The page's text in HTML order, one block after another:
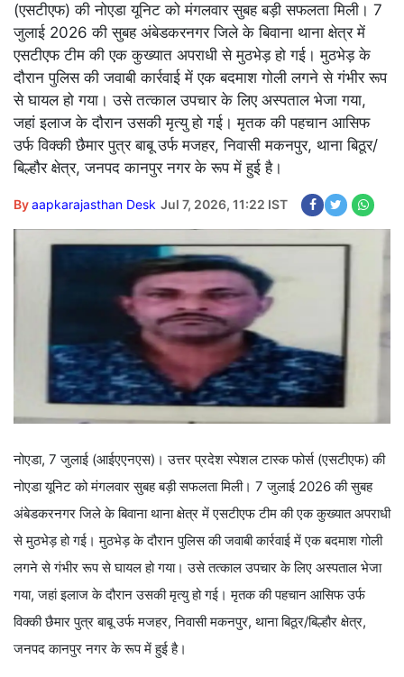
(एसटीएफ) की नोएडा यूनिट को मंगलवार सुबह बड़ी सफलता मिली। 7
जुलाई 2026 की सुबह अंबेडकरनगर जिले के बिवाना थाना क्षेत्र में
एसटीएफ टीम की एक कुख्यात अपराधी से मुठभेड़ हो गई। मुठभेड़ के
दौरान पुलिस की जवाबी कार्रवाई में एक बदमाश गोली लगने से गंभीर रूप
से घायल हो गया। उसे तत्काल उपचार के लिए अस्पताल भेजा गया,
जहां इलाज के दौरान उसकी मृत्यु हो गई। मृतक की पहचान आसिफ
उर्फ विक्की छैमार पुत्र बाबू उर्फ मजहर, निवासी मकनपुर, थाना बिठूर/
बिल्हौर क्षेत्र, जनपद कानपुर नगर के रूप में हुई है।
Byaapkarajasthan Desk Jul 7, 2026, 11:22 IST
नोएडा, 7 जुलाई (आईएएनएस)। उत्तर प्रदेश स्पेशल टास्क फोर्स (एसटीएफ) की
नोएडा यूनिट को मंगलवार सुबह बड़ी सफलता मिली। 7 जुलाई 2026 की सुबह
अंबेडकरनगर जिले के बिवाना थाना क्षेत्र में एसटीएफ टीम की एक कुख्यात अपराधी
से मुठभेड़ हो गई। मुठभेड़ के दौरान पुलिस की जवाबी कार्रवाई में एक बदमाश गोली
लगने से गंभीर रूप से घायल हो गया। उसे तत्काल उपचार के लिए अस्पताल भेजा
गया, जहां इलाज के दौरान उसकी मृत्यु हो गई। मृतक की पहचान आसिफ उर्फ
विक्की छैमार पुत्र बाबू उर्फ मजहर, निवासी मकनपुर, थाना बिठूर/बिल्हौर क्षेत्र,
जनपद कानपुर नगर के रूप में हुई है।